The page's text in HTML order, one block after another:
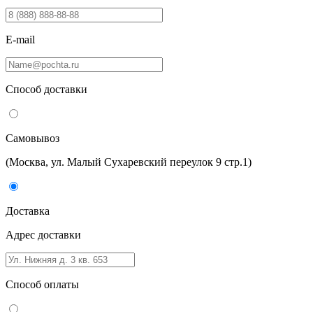
E-mail
Способ доставки
Самовывоз
(Москва, ул. Малый Сухаревский переулок 9 стр.1)
Доставка
Адрес доставки
Способ оплаты